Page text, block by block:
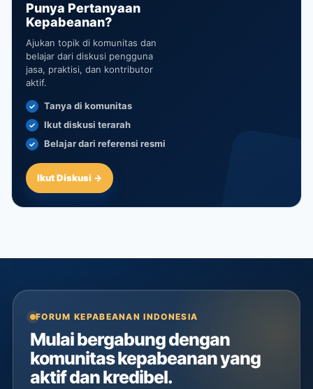
Punya Pertanyaan
Kepabeanan?
Ajukan topik di komunitas dan
belajar dari diskusi pengguna
jasa, praktisi, dan kontributor
aktif.
Tanya di komunitas
Ikut diskusi terarah
Belajar dari referensi resmi
Ikut Diskusi →
FORUM KEPABEANAN INDONESIA
Mulai bergabung dengan
komunitas kepabeanan yang
aktif dan kredibel.